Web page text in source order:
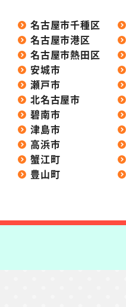
名古屋市千種区
名古屋市港区
名古屋市熱田区
安城市
瀬戸市
北名古屋市
碧南市
津島市
高浜市
蟹江町
豊山町